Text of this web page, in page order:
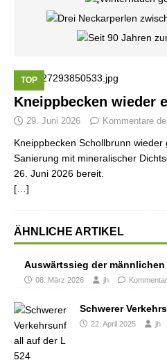
TOP
Kneippbecken wieder
29. Juni 2026 Kommentare
Kneippbecken Schollbrunn
Sanierung mit mineralischer
26. Juni 2026 bereit.
[…]
ÄHNLICHE ARTIKEL
Auswärtssieg der männlichen
08. März 2026 jh
Schwerer
22. April 2025 jh